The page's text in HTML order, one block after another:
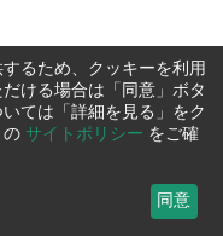
るため、クッキーを利用
ける場合は「同意」ボタ
ては「詳細を見る」をク
の サイトポリシー をご確
同意